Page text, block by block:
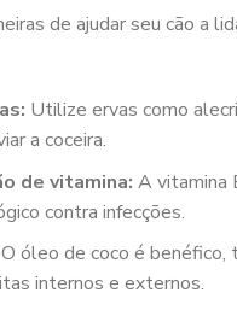
de ajudar seu cão a
Utilize ervas como
a coceira.
de vitamina: A vitamina
contra infecções.
O óleo de coco é benéfico,
internos e externos.